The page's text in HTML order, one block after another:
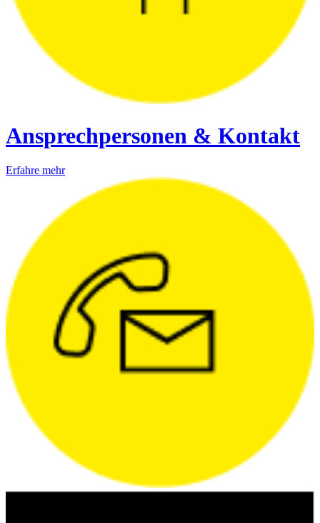
Ansprechpersonen & Kontakt
Erfahre mehr